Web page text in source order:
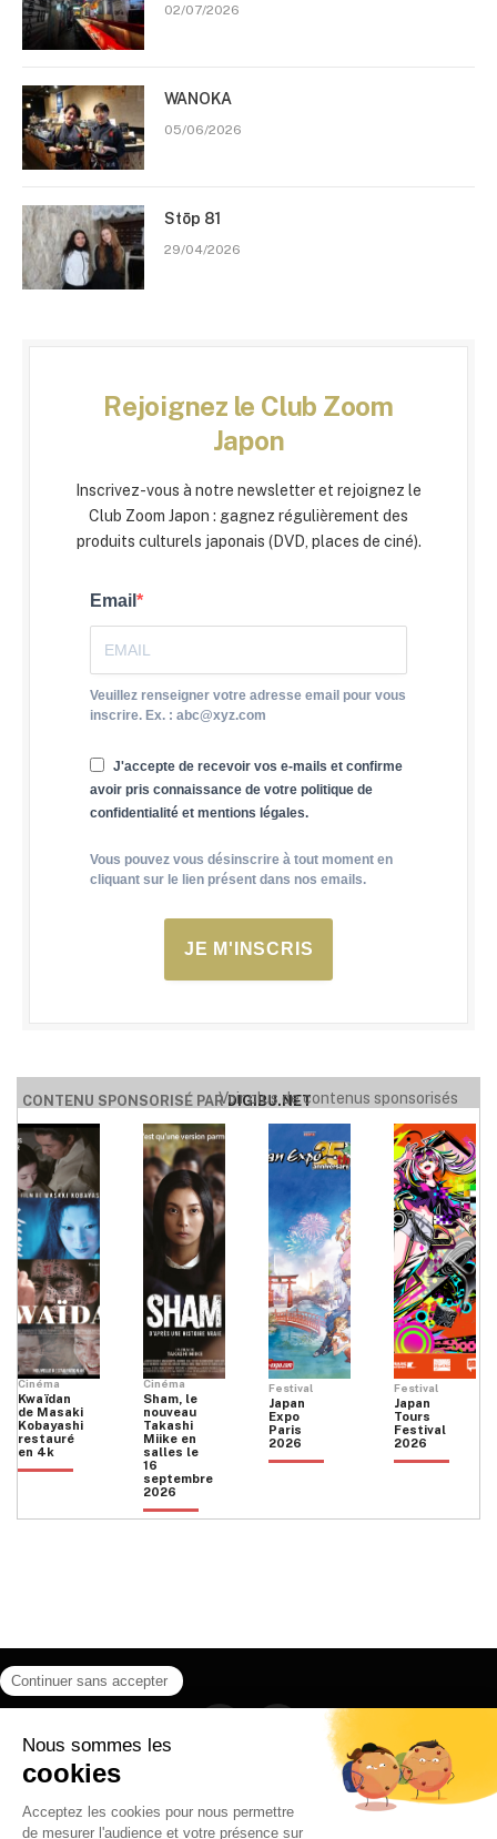
02/07/2026
WANOKA
05/06/2026
Stōp 81
29/04/2026
Rejoignez le Club Zoom
Japon
Inscrivez-vous à notre newsletter et rejoignez le
Club Zoom Japon : gagnez régulièrement des
produits culturels japonais (DVD, places de ciné).
Email
Veuillez renseigner votre adresse email pour vous
inscrire. Ex. : abc@xyz.com
J'accepte de recevoir vos e-mails et confirme
avoir pris connaissance de votre politique de
confidentialité et mentions légales.
Vous pouvez vous désinscrire à tout moment en
cliquant sur le lien présent dans nos emails.
JE M'INSCRIS
CONTENU SPONSORISÉ PARDIGIBU.NET
Voir plus de contenus sponsorisés
Cinéma
Kwaïdan
de Masaki
Kobayashi
restauré
en 4k
Cinéma
Sham, le
nouveau
Takashi
Miike en
salles le
16
septembre
2026
Festival
Japan
Expo
Paris
2026
Festival
Japan
Tours
Festival
2026
Instagram
CONTACT
POLITIQUE DE CONFIDENTIALITÉ